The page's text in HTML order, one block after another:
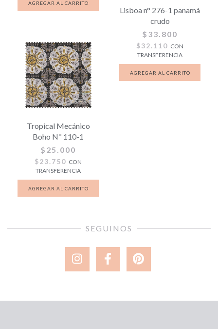
Lisboa n° 276-1 panamá
crudo
$33.800
$32.110 CON
TRANSFERENCIA
Tropical Mecánico
Boho Nº 110-1
$25.000
$23.750 CON
TRANSFERENCIA
SEGUINOS